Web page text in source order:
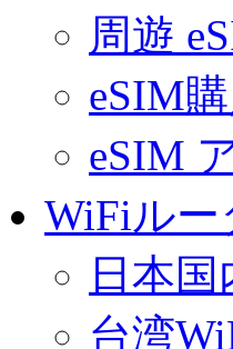
周遊
eSIM
eSIM
WiFiル
日本
台湾